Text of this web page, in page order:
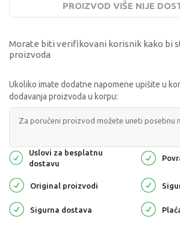
PROIZVOD VIŠE NIJE
Morate biti verifikovani korisnik kako bi
proizvoda
Ukoliko imate dodatne napomene upišite u
dodavanja proizvoda u korpu:
Uslovi za besplatnu
dostavu
Original proizvodi
Sigurna dostava